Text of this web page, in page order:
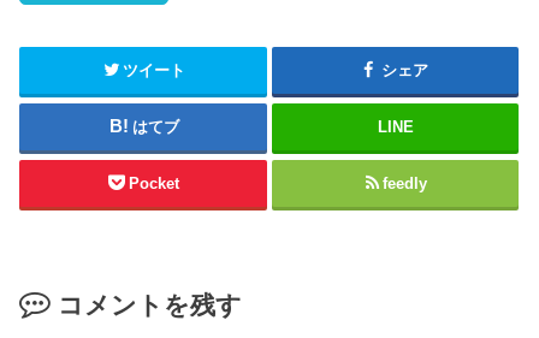
ツイート シェア
はてブ LINE
Pocket feedly
コメントを残す